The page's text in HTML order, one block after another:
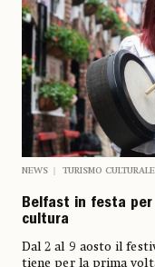
NEWS TURISMO CULTURALE
Belfast in festa per
cultura
Dal 2 al 9 aosto il
tiene per la prima